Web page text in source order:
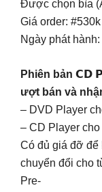
Được chọn bìa
Giá order:
Ngày phát
Phiên bản 𝗖𝗗
ượt bán và
– DVD Player
– CD Player
Có đủ giá đỡ để
chuyển đổi cho
Pre-